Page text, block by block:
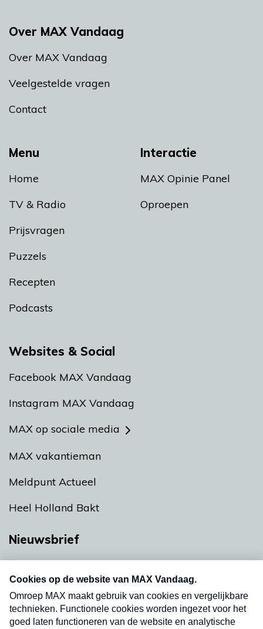
Menu
Home
TV & Radio
Prijsvragen
Puzzels
Recepten
Podcasts
Interactie
MAX Opinie Panel
Oproepen
Over MAX Vandaag
Over MAX Vandaag
Veelgestelde vragen
Contact
Websites & Social
Facebook MAX Vandaag
Instagram MAX Vandaag
MAX op sociale media
MAX vakantieman
Meldpunt Actueel
Heel Holland Bakt
Nieuwsbrief
nieuwsbrief. Elke vrijdag- en dinsdagochtend in
uw mailbox.
Verzend